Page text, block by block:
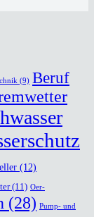
(9) Beruf
(12)
(11) Oer-
(28) Pump- und